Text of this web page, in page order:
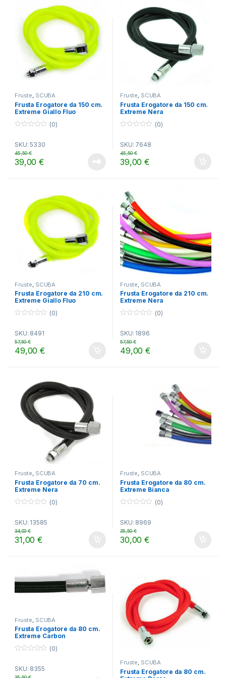
Fruste SCUBA
Frusta Erogatore da 150 cm.
Extreme Giallo Fluo
u
t
o
f
(0)
SKU: 5330
39,00€
45,50€
Fruste SCUBA
Frusta Erogatore da 150 cm.
Extreme Nera
u
t
o
f
(0)
SKU: 7648
39,00€
45,50€
Fruste SCUBA
Frusta Erogatore da 210 cm.
Extreme Giallo Fluo
u
t
f
(0)
SKU: 8491
49,00€
57,50€
Fruste SCUBA
Frusta Erogatore da 210 cm.
Extreme Nera
u
t
f
(0)
SKU: 1896
49,00€
57,50€
Fruste, SCUBA
Frusta Erogatore da 70 cm.
Extreme Nera
u
t
o
f
(0)
SKU: 13585
31,00€
34,00€
Fruste, SCUBA
Frusta Erogatore da 80 cm.
Extreme Bianca
u
t
o
f
(0)
SKU: 8969
30,00€
35,50€
Fruste SCUBA
Frusta Erogatore da 80 cm.
Extreme Carbon
u
t
(0)
SKU: 8355
Fruste, SCUBA
Frusta Erogatore da 80 cm.